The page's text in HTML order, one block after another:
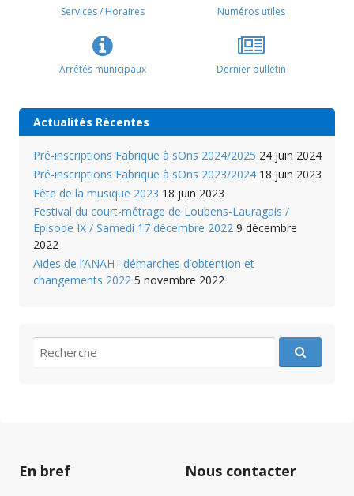
Services / Horaires Numéros utiles
Arrêtés municipaux Dernier bulletin
Actualités Récentes
Pré-inscriptions Fabrique à sOns 2024/2025 24 juin 2024
Pré-inscriptions Fabrique à sOns 2023/2024 18 juin 2023
Fête de la musique 2023 18 juin 2023
Festival du court-métrage de Loubens-Lauragais /
Episode IX / Samedi 17 décembre 2022 9 décembre
2022
Aides de l’ANAH : démarches d’obtention et
changements 2022 5 novembre 2022
recherche
pour
En bref Nous contacter